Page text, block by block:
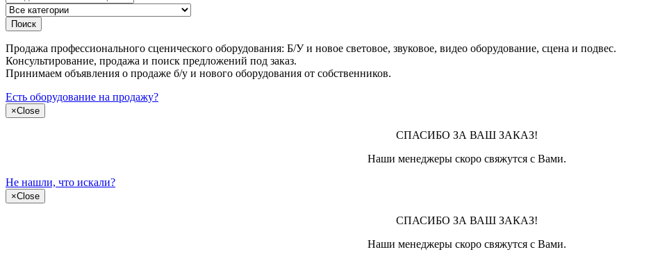
Поиск
Продажа профессионального сценического оборудования: Б/У и новое световое, звуковое, видео оборудование, сцена и подвес.
Консультирование, продажа и поиск предложений под заказ.
Принимаем объявления о продаже б/у и нового оборудования от собственников.
Есть оборудование на продажу?
×Close
СПАСИБО ЗА ВАШ ЗАКАЗ!
Наши менеджеры скоро свяжутся с Вами.
Не нашли, что искали?
×Close
СПАСИБО ЗА ВАШ ЗАКАЗ!
Наши менеджеры скоро свяжутся с Вами.